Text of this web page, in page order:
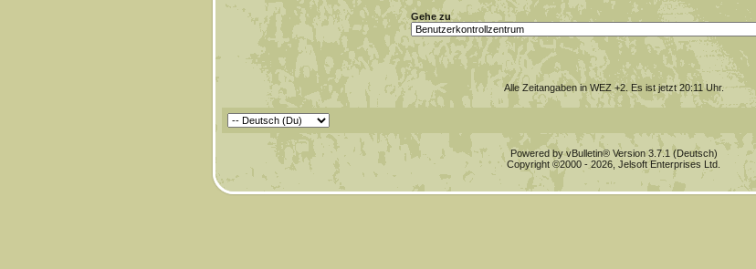
Gehe zu
Alle Zeitangaben in WEZ +2. Es ist jetzt20:11Uhr.
Powered by vBulletin® Version 3.7.1 (Deutsch)
Copyright ©2000 - 2026, Jelsoft Enterprises Ltd.